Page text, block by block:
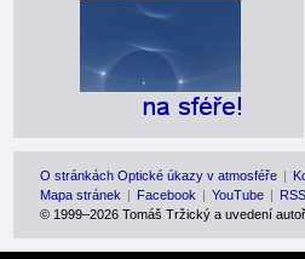
O stránkách Optické úkazy v atmosféře |
Mapa stránek | Facebook | YouTube | RSS
© 1999–2026 Tomáš Tržický a uvedení